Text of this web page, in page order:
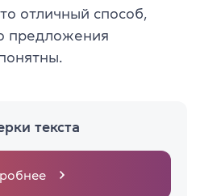
отличный способ,
предложения
текста